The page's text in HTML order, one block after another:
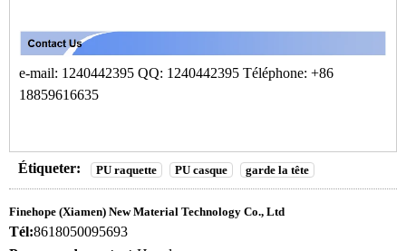
e-mail: 1240442395 QQ: 1240442395 Téléphone: +86
18859616635
Étiqueter: PU raquette PU casque garde la tête
Finehope (Xiamen) New Material Technology Co., Ltd
Tél:8618050095693